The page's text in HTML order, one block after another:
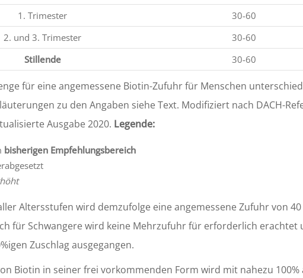
1. Trimester
30-60
2. und 3. Trimester
30-60
Stillende
30-60
für eine angemessene Biotin-Zufuhr für Menschen
zu den Angaben siehe Text. Modifiziert nach DACH-
Ausgabe 2020. Legende:
bisherigen Empfehlungsbereich
Altersstufen wird demzufolge eine angemessene Zufuhr von
für Schwangere wird keine Mehrzufuhr für erforderlich erachtet
Zuschlag ausgegangen.
Biotin in seiner frei vorkommenden Form wird mit nahezu